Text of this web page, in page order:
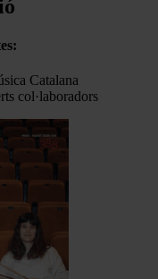
Catalana
col·laboradors